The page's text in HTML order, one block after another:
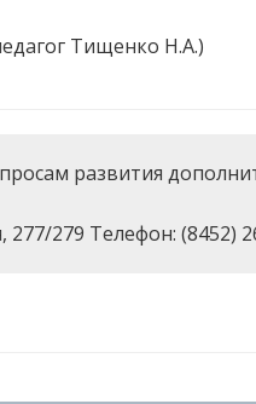
Тищенко Н.А.)
развития
277/279 Телефон: (8452)